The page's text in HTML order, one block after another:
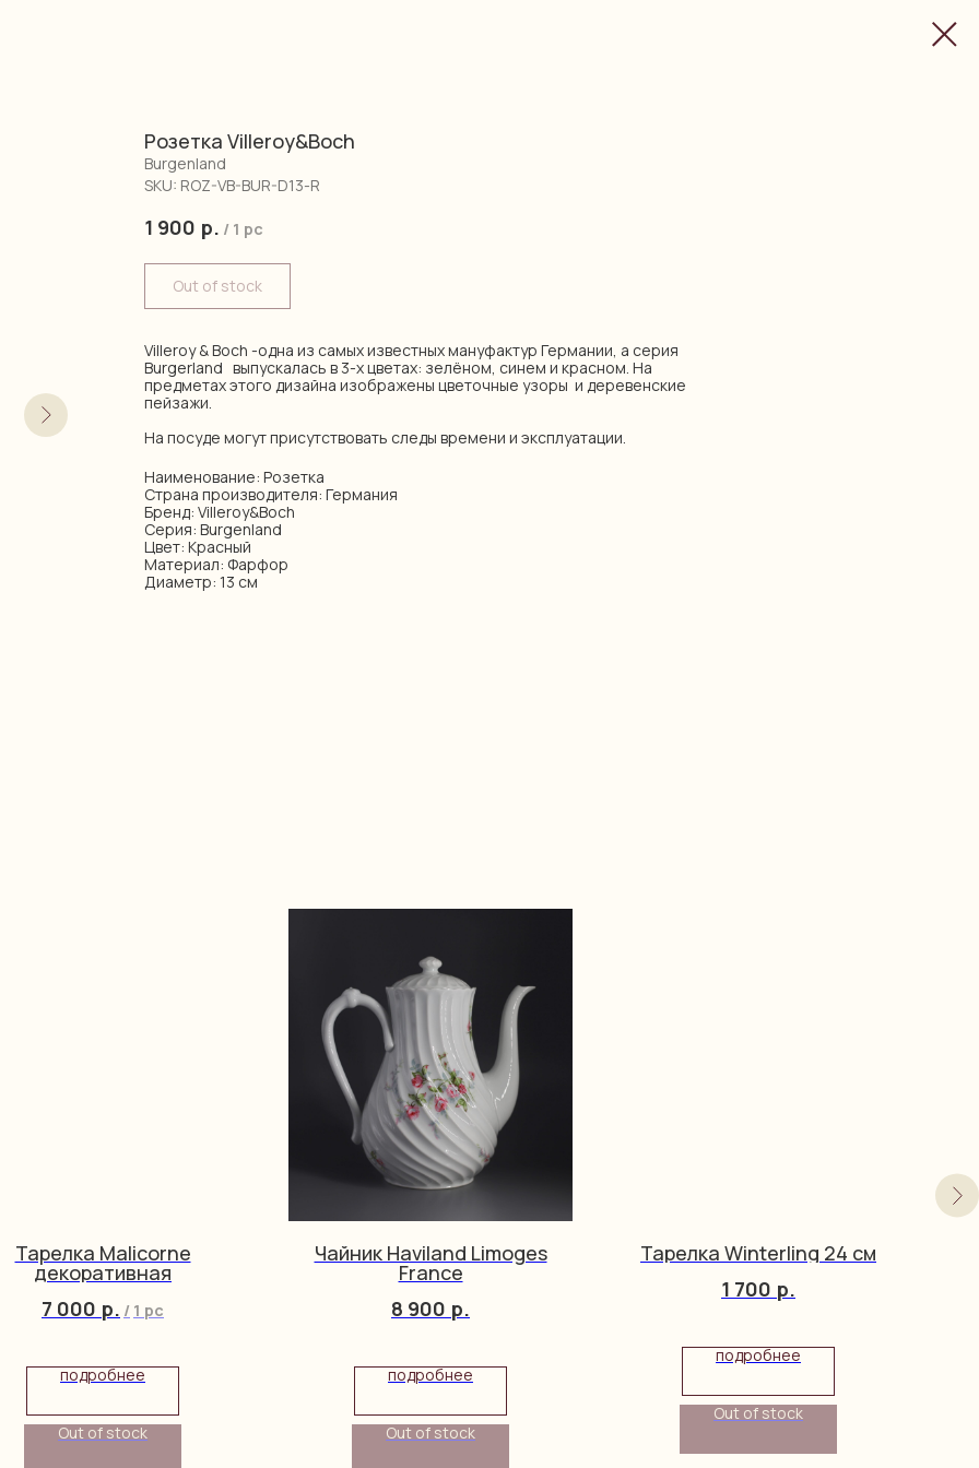
Розетка Villeroy&Boch
Burgenland
SKU: ROZ-VB-BUR-D13-R
1 900 р. / 1 pc
Out of stock
Villeroy & Boch -одна из самых известных мануфактур Германии, а серия
Burgerland выпускалась в 3-х цветах: зелёном, синем и красном. На
предметах этого дизайна изображены цветочные узоры и деревенские
пейзажи.
На посуде могут присутствовать следы времени и эксплуатации.
Наименование: Розетка
Страна производителя: Германия
Бренд: Villeroy&Boch
Серия: Burgenland
Цвет: Красный
Материал: Фарфор
Диаметр: 13 см
Тарелка Malicorne
декоративная
7 000 р. / 1 pc
подробнее
Out of stock
Чайник Haviland Limoges
France
8 900 р.
подробнее
Out of stock
Тарелка Winterling 24 см
1 700 р.
подробнее
Out of stock